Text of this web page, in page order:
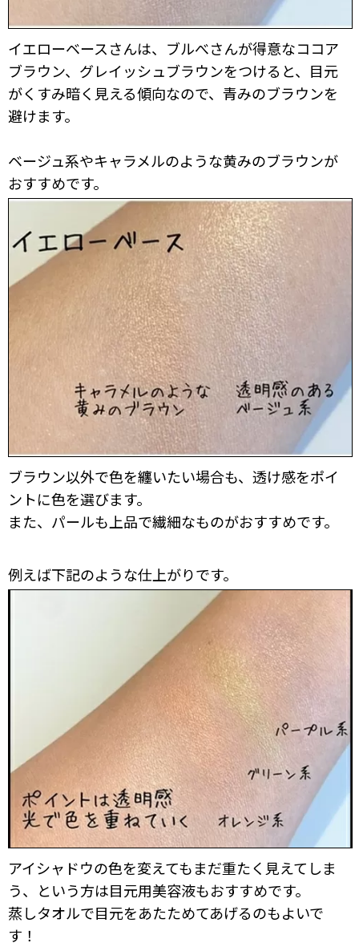
イエローベースさんは、ブルべさんが得意なココア
ブラウン、グレイッシュブラウンをつけると、目元
がくすみ暗く見える傾向なので、青みのブラウンを
避けます。
ベージュ系やキャラメルのような黄みのブラウンが
おすすめです。
ブラウン以外で色を纏いたい場合も、透け感をポイ
ントに色を選びます。
また、パールも上品で繊細なものがおすすめです。
例えば下記のような仕上がりです。
アイシャドウの色を変えてもまだ重たく見えてしま
う、という方は目元用美容液もおすすめです。
蒸しタオルで目元をあたためてあげるのもよいで
す！